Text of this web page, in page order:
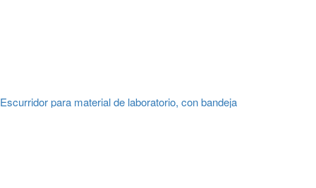
Escurridor para material de laboratorio, con bandeja